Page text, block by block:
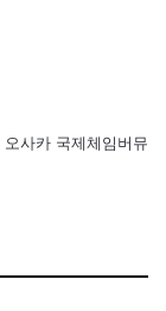
사카 국제체임버뮤